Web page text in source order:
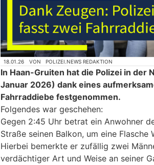
18.01.26 VON POLIZEI.NEWS REDAKTION
In Haan-Gruiten hat die Polizei in der
Januar 2026) dank eines
Fahrraddiebe festgenommen.
Folgendes war geschehen:
Gegen 2:45 Uhr betrat ein Anwohner
Straße seinen Balkon, um eine Flasche
Hierbei bemerkte er zufällig zwei
verdächtiger Art und Weise an seiner